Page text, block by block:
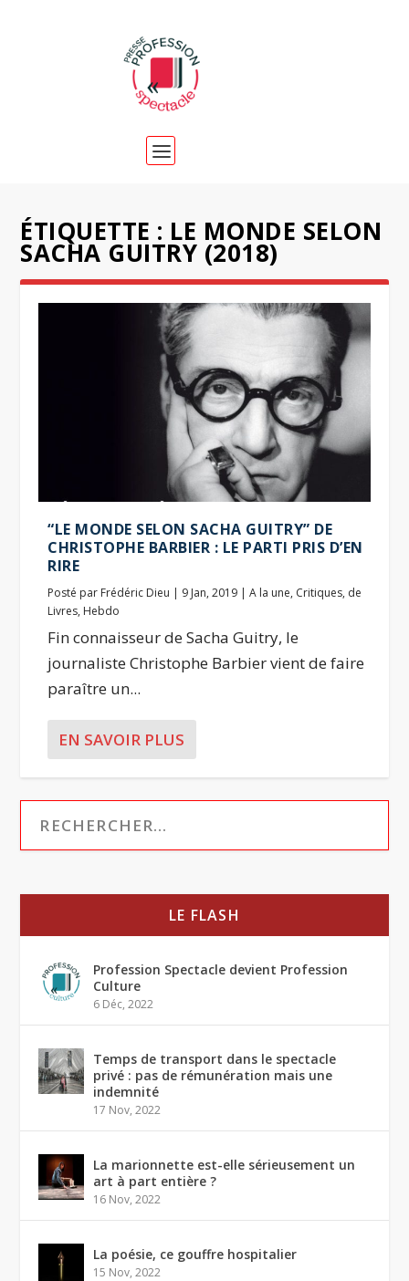
ÉTIQUETTE : LE MONDE SELON
SACHA GUITRY (2018)
“LE MONDE SELON SACHA GUITRY” DE
CHRISTOPHE BARBIER : LE PARTI PRIS D’EN
RIRE
Posté par Frédéric Dieu | 9 Jan, 2019 |A la une, Critiques, de
Livres, Hebdo
Fin connaisseur de Sacha Guitry, le
journaliste Christophe Barbier vient de faire
paraître un...
EN SAVOIR PLUS
LE FLASH
Profession Spectacle devient Profession
Culture
6 Déc, 2022
Temps de transport dans le spectacle
privé : pas de rémunération mais une
indemnité
17 Nov, 2022
La marionnette est-elle sérieusement un
art à part entière ?
16 Nov, 2022
La poésie, ce gouffre hospitalier
15 Nov, 2022